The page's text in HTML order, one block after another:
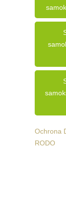
Ochrona
RODO